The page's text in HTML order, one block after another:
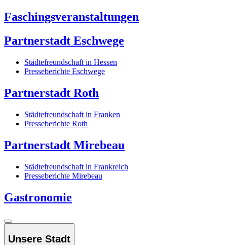
Faschingsveranstaltungen
Partnerstadt Eschwege
Städtefreundschaft in Hessen
Presseberichte Eschwege
Partnerstadt Roth
Städtefreundschaft in Franken
Presseberichte Roth
Partnerstadt Mirebeau
Städtefreundschaft in Frankreich
Presseberichte Mirebeau
Gastronomie
Unsere Stadt